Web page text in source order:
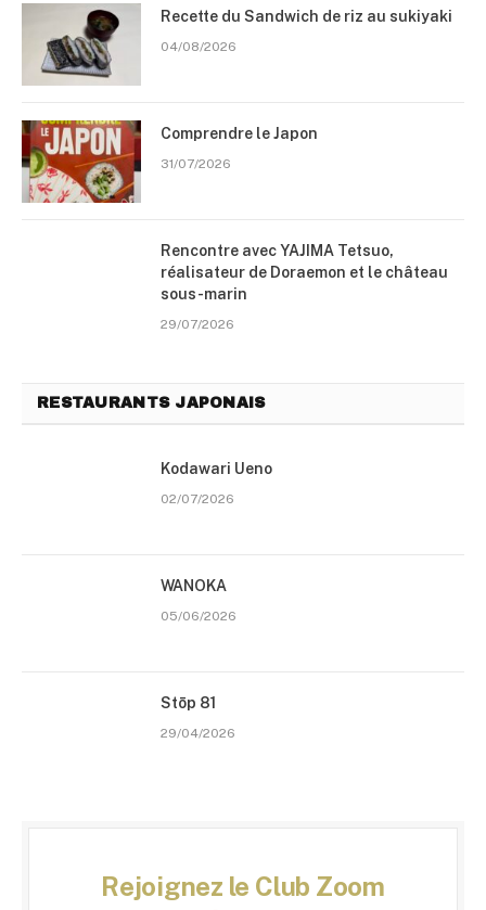
Recette du Sandwich de riz au sukiyaki
04/08/2026
Comprendre le Japon
31/07/2026
Rencontre avec YAJIMA Tetsuo,
réalisateur de Doraemon et le château
sous-marin
29/07/2026
RESTAURANTS JAPONAIS
Kodawari Ueno
02/07/2026
WANOKA
05/06/2026
Stōp 81
29/04/2026
Rejoignez le Club Zoom